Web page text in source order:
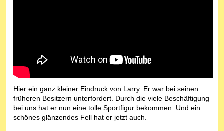
Hier ein ganz kleiner Eindruck von Larry. Er war bei seinen
früheren Besitzern unterfordert. Durch die viele Beschäftigung
bei uns hat er nun eine tolle Sportfigur bekommen. Und ein
schönes glänzendes Fell hat er jetzt auch.